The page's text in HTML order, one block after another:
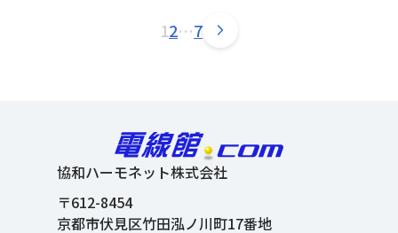
12…7
協和ハーモネット株式会社
〒612-8454
京都市伏見区竹田泓ノ川町17番地